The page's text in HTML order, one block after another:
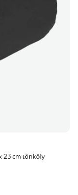
23 cm tönköly